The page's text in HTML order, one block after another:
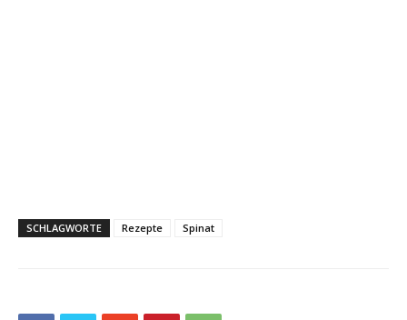
SCHLAGWORTE Rezepte Spinat